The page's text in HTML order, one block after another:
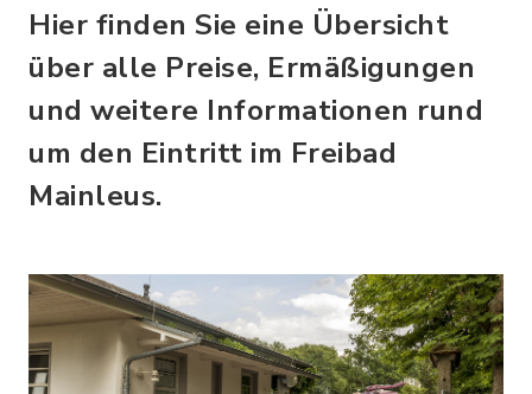
Hier finden Sie eine Übersicht
über alle Preise, Ermäßigungen
und weitere Informationen rund
um den Eintritt im Freibad
Mainleus.